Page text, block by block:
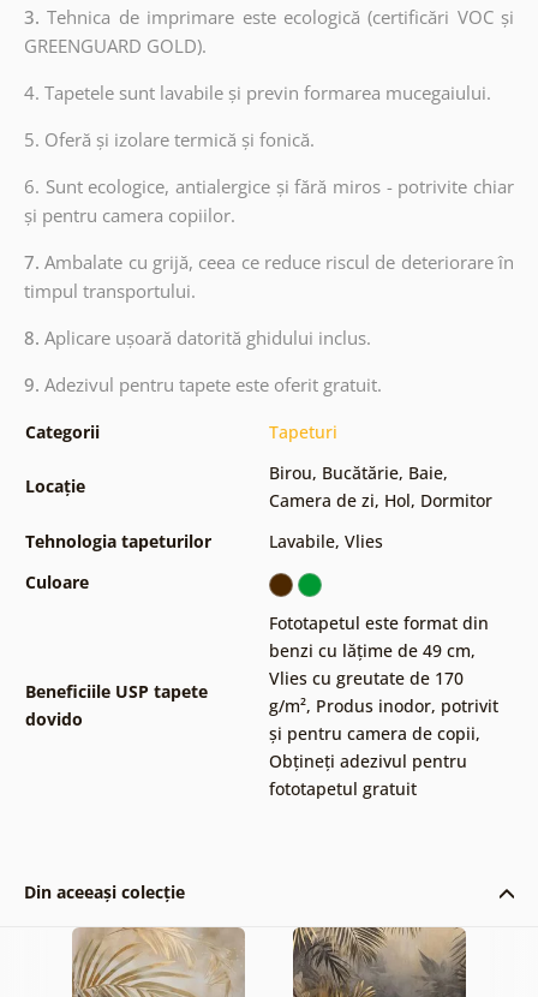
3.Tehnica de imprimare este ecologică (certificări VOC și
GREENGUARD GOLD).
4. Tapetele sunt lavabile și previn formarea mucegaiului.
5. Oferă și izolare termică și fonică.
6. Sunt ecologice, antialergice și fără miros - potrivite chiar
și pentru camera copiilor.
7.Ambalate cu grijă, ceea ce reduce riscul de deteriorare în
timpul transportului.
8. Aplicare ușoară datorită ghidului inclus.
9. Adezivul pentru tapete este oferit gratuit.
Categorii Tapeturi
Locație
Birou, Bucătărie, Baie,
Camera de zi, Hol, Dormitor
Tehnologia tapeturilor
Lavabile, Vlies
Culoare
Beneficiile USP tapete
dovido
Fototapetul este format din
benzi cu lățime de 49 cm,
Vlies cu greutate de 170
g/m², Produs inodor, potrivit
și pentru camera de copii,
Obțineți adezivul pentru
fototapetul gratuit
Din aceeași colecție